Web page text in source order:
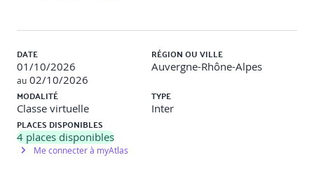
préparation
1/4 jour
- Données structurées, semi-structurées et non
structurées.
- Nature statistique des données (qualitatives ou
quantitatives).
DATE
01/10/2026
au 02/10/2026
RÉGION OU VILLE
Auvergne-Rhône-Alpes
MODALITÉ
Classe virtuelle
TYPE
Inter
PLACES DISPONIBLES
4 places disponibles
Me connecter à myAtlas